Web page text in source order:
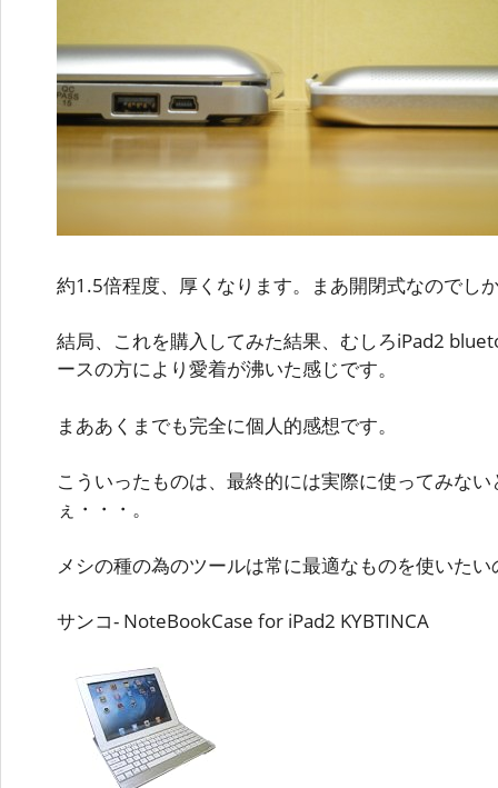
約1.5倍程度、厚くなります。まあ開閉式なのでし
結局、これを購入してみた結果、むしろiPad2
ースの方により愛着が沸いた感じです。
まああくまでも完全に個人的感想です。
こういったものは、最終的には実際に使ってみな
ぇ・・・。
メシの種の為のツールは常に最適なものを使いたい
サンコ- NoteBookCase for iPad2 KYBTINCA